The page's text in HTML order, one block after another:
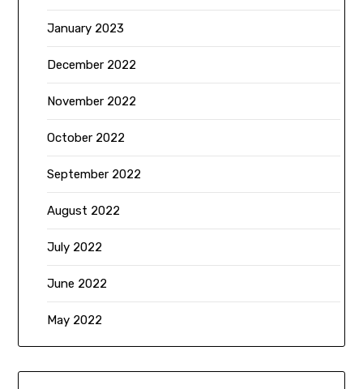
January 2023
December 2022
November 2022
October 2022
September 2022
August 2022
July 2022
June 2022
May 2022